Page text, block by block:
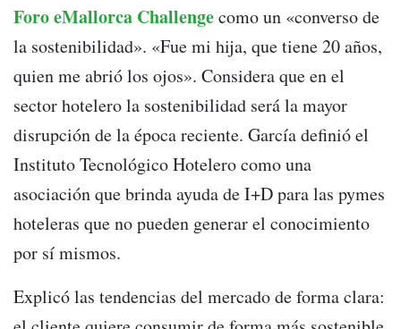
Foro eMallorca Challengecomo un «converso de
la sostenibilidad». «Fue mi hija, que tiene 20 años,
quien me abrió los ojos». Considera que en el
sector hotelero la sostenibilidad será la mayor
disrupción de la época reciente. García definió el
Instituto Tecnológico Hotelero como una
asociación que brinda ayuda de I+D para las pymes
hoteleras que no pueden generar el conocimiento
por sí mismos.
Explicó las tendencias del mercado de forma clara: